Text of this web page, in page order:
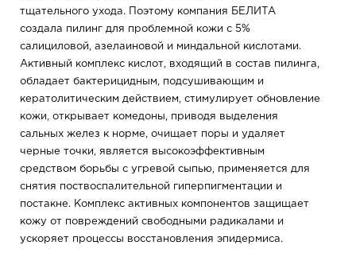
тщательного ухода. Поэтому компания БЕЛИТА
создала пилинг для проблемной кожи с 5%
салициловой, азелаиновой и миндальной кислотами.
Активный комплекс кислот, входящий в состав пилинга,
обладает бактерицидным, подсушивающим и
кератолитическим действием, стимулирует обновление
кожи, открывает комедоны, приводя выделения
сальных желез к норме, очищает поры и удаляет
черные точки, является высокоэффективным
средством борьбы с угревой сыпью, применяется для
снятия поствоспалительной гиперпигментации и
постакне. Комплекс активных компонентов защищает
кожу от повреждений свободными радикалами и
ускоряет процессы восстановления эпидермиса.